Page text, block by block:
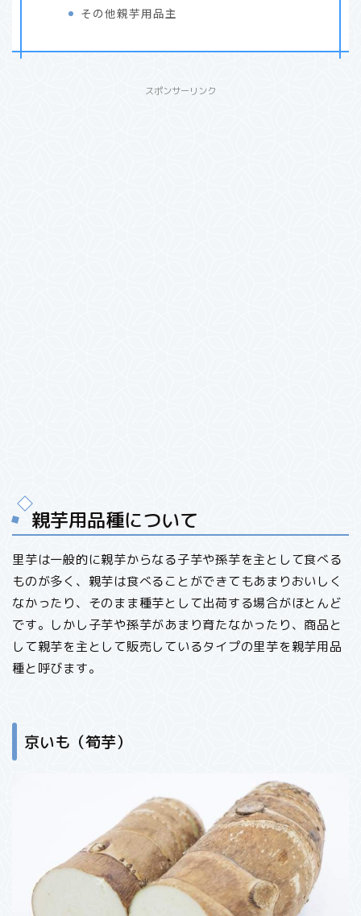
その他親芋用品主
スポンサーリンク
親芋用品種について
里芋は一般的に親芋からなる子芋や孫芋を主として食べる
ものが多く、親芋は食べることができてもあまりおいしく
なかったり、そのまま種芋として出荷する場合がほとんど
です。しかし子芋や孫芋があまり育たなかったり、商品と
して親芋を主として販売しているタイプの里芋を親芋用品
種と呼びます。
京いも（筍芋）